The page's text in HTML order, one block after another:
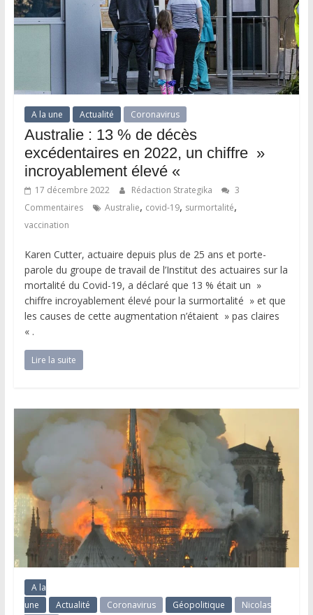
A la une Actualité Coronavirus
Australie : 13 % de décès
excédentaires en 2022, un chiffre »
incroyablement élevé «
17 décembre 2022 Rédaction Strategika
3
Commentaires
Australie, covid-19, surmortalité,
vaccination
Karen Cutter, actuaire depuis plus de 25 ans et porte-
parole du groupe de travail de l’Institut des actuaires sur la
mortalité du Covid-19, a déclaré que 13 % était un »
chiffre incroyablement élevé pour la surmortalité » et que
les causes de cette augmentation n’étaient » pas claires
« .
Lire la suite
A la
une
Actualité Coronavirus Géopolitique Nicolas